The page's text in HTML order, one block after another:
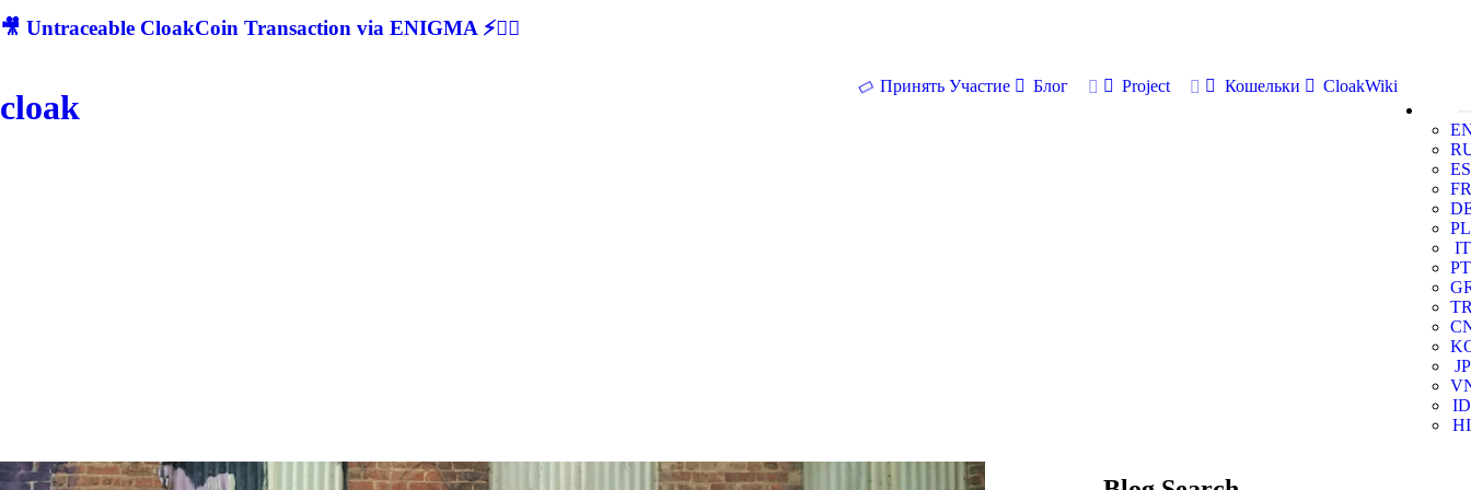
🎥 Untraceable CloakCoin Transaction via ENIGMA ⚡🕵‍♂
cloak
Принять Участие Блог Project Кошельки
CloakWiki
ES
FR
PL
IT
PT
JP
ID
HI